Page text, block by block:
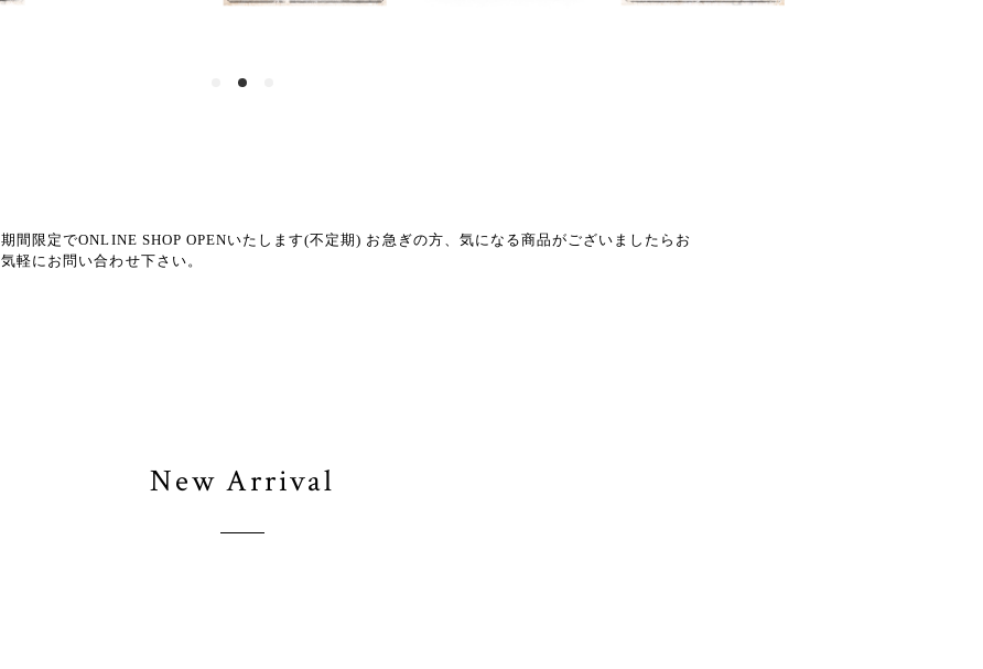
期間限定でONLINE SHOP OPENいたします(不定期) お急ぎの方、気になる商品がございましたらお
気軽にお問い合わせ下さい。
New Arrival